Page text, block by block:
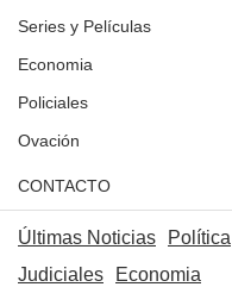
Series y Películas
Economia
Policiales
Ovación
CONTACTO
Últimas Noticias Política
Judiciales
Economia